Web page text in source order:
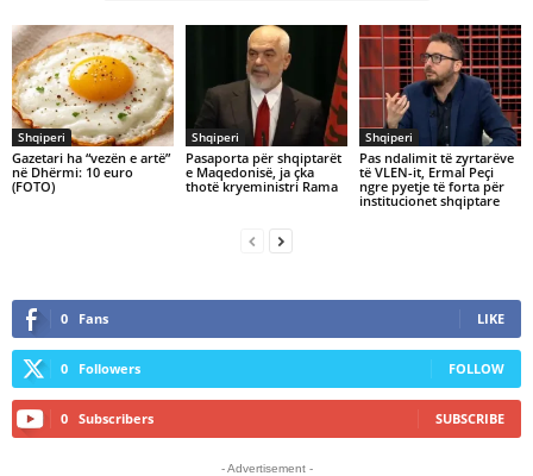
Shqiperi
Gazetari ha “vezën e artë”
në Dhërmi: 10 euro
(FOTO)
Shqiperi
Pasaporta për shqiptarët
e Maqedonisë, ja çka
thotë kryeministri Rama
Shqiperi
Pas ndalimit të zyrtarëve
të VLEN-it, Ermal Peçi
ngre pyetje të forta për
institucionet shqiptare
0 Fans LIKE
0 Followers FOLLOW
0 Subscribers SUBSCRIBE
- Advertisement -